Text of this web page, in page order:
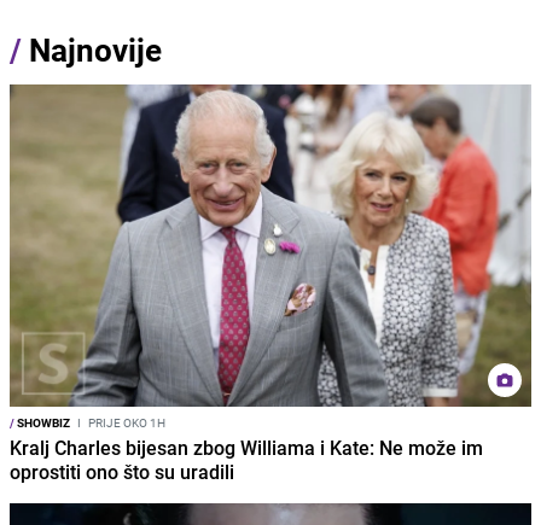
/ Najnovije
/SHOWBIZ I PRIJE OKO 1H
Kralj Charles bijesan zbog Williama i Kate: Ne može im
oprostiti ono što su uradili